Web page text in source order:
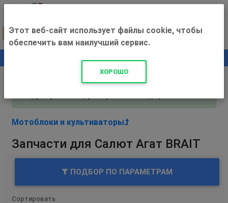
+500 ₽
Внимание! С 3 августа магазин работает по
Мотоблоки и культиваторы
Запчасти для Салют Агат BRAIT
ПОДБОР ПО ПАРАМЕТРАМ
Сортировать
Этот веб-сайт использует файлы cookie, чтобы
обеспечить вам наилучший сервис.
ХОРОШО